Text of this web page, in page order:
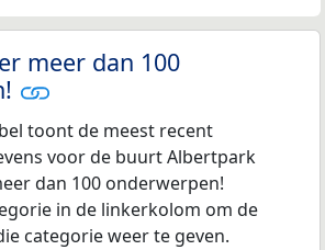
meer dan 100
toont de meest recent
voor de buurt Albertpark
dan 100 onderwerpen!
in de linkerkolom om de
categorie weer te geven.